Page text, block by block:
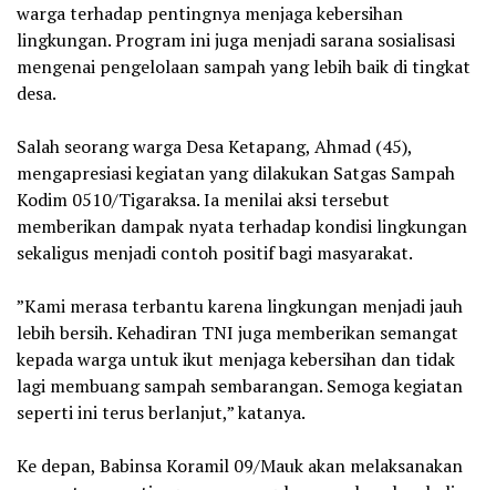
warga terhadap pentingnya menjaga kebersihan
lingkungan. Program ini juga menjadi sarana sosialisasi
mengenai pengelolaan sampah yang lebih baik di tingkat
desa.
‎Salah seorang warga Desa Ketapang, Ahmad (45),
mengapresiasi kegiatan yang dilakukan Satgas Sampah
Kodim 0510/Tigaraksa. Ia menilai aksi tersebut
memberikan dampak nyata terhadap kondisi lingkungan
sekaligus menjadi contoh positif bagi masyarakat.
‎”Kami merasa terbantu karena lingkungan menjadi jauh
lebih bersih. Kehadiran TNI juga memberikan semangat
kepada warga untuk ikut menjaga kebersihan dan tidak
lagi membuang sampah sembarangan. Semoga kegiatan
seperti ini terus berlanjut,” katanya.
‎Ke depan, Babinsa Koramil 09/Mauk akan melaksanakan